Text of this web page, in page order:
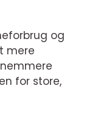
og
mere
for store,